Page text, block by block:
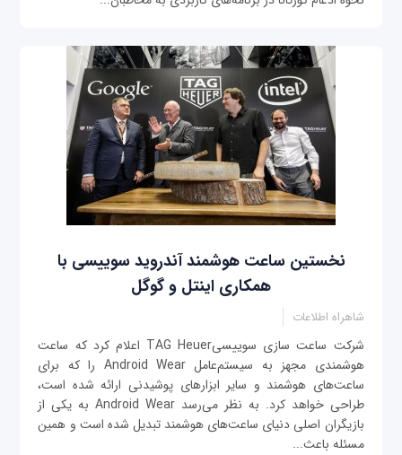
نخستین ساعت هوشمند آندروید سوییسی با
همکاری اینتل و گوگل
شاهراه اطلاعات
شرکت ساعت سازی سوییسیTAG Heuer اعلام کرد که ساعت
هوشمندی مجهز به سیستم‌عامل Android Wear را که برای
ساعت‌های هوشمند و سایر ابزارهای پوشیدنی ارائه شده است،
طراحی خواهد کرد. به نظر می‌رسد Android Wear به یکی از
بازیگران اصلی دنیای ساعت‌های هوشمند تبدیل شده است و همین
مسئله باعث...